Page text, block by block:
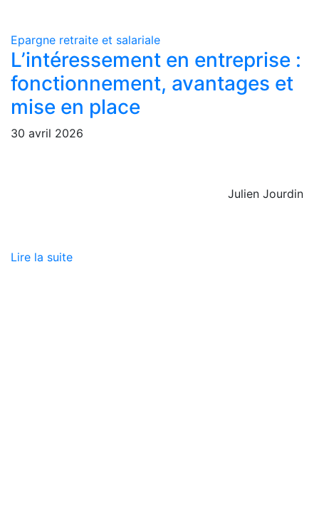
Epargne retraite et salariale
L’intéressement en entreprise :
fonctionnement, avantages et
mise en place
30 avril 2026
Julien Jourdin
Lire la suite